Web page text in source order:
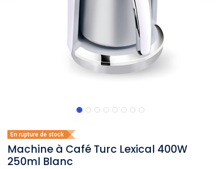
En rupture de stock
Machine à Café Turc Lexical 400W
250ml Blanc